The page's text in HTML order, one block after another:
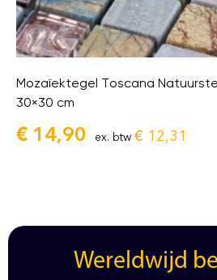
Mozaïektegel Toscana
30×30 cm
€ 14,90 ex. btw € 12,31
Wereldwijd